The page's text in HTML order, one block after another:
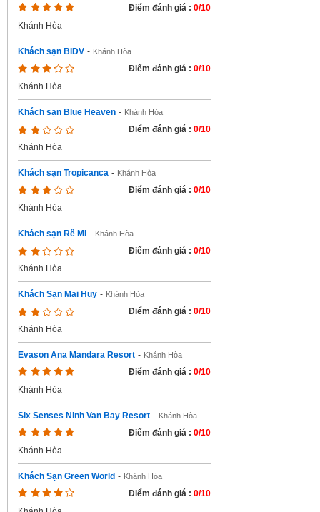
Điểm đánh giá : 0/10
Khánh Hòa
Khách sạn BIDV - Khánh Hòa
Điểm đánh giá : 0/10
Khánh Hòa
Khách sạn Blue Heaven - Khánh Hòa
Điểm đánh giá : 0/10
Khánh Hòa
Khách sạn Tropicanca - Khánh Hòa
Điểm đánh giá : 0/10
Khánh Hòa
Khách sạn Rê Mi - Khánh Hòa
Điểm đánh giá : 0/10
Khánh Hòa
Khách Sạn Mai Huy - Khánh Hòa
Điểm đánh giá : 0/10
Khánh Hòa
Evason Ana Mandara Resort - Khánh Hòa
Điểm đánh giá : 0/10
Khánh Hòa
Six Senses Ninh Van Bay Resort - Khánh Hòa
Điểm đánh giá : 0/10
Khánh Hòa
Khách Sạn Green World - Khánh Hòa
Điểm đánh giá : 0/10